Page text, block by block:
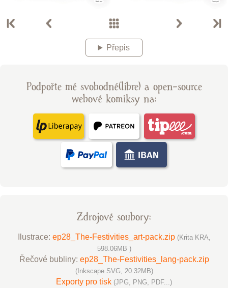
Přepis
Podpořte mé svobodné(libre) a open-source
webové komiksy na:
Zdrojové soubory:
Ilustrace: ep28_The-Festivities_art-pack.zip (Krita KRA,
598.06MB )
Řečové bubliny: ep28_The-Festivities_lang-pack.zip
(Inkscape SVG, 20.32MB)
Exporty pro tisk (JPG, PNG, PDF...)